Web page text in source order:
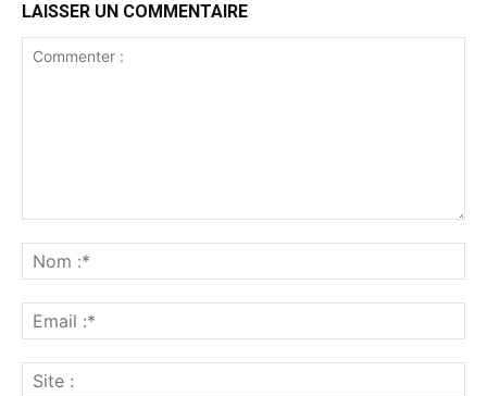
LAISSER UN COMMENTAIRE